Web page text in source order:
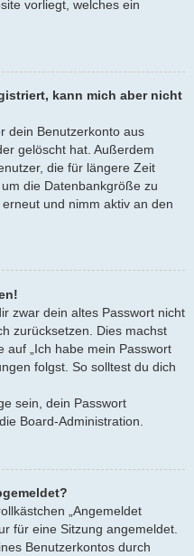
vorliegt, welches ein
kann mich aber nicht
dein Benutzerkonto aus
gelöscht hat. Außerdem
die für längere Zeit
die Datenbankgröße zu
und nimm aktiv an den
zwar dein altes Passwort nicht
zurücksetzen. Dies machst
auf „Ich habe mein Passwort
folgst. So solltest du dich
sein, dein Passwort
Board-Administration.
„Angemeldet
für eine Sitzung angemeldet.
Benutzerkontos durch